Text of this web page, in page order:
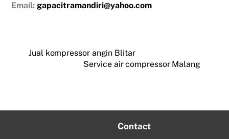
Email: gapacitramandiri@yahoo.com
Jual kompressor angin Blitar
Service air compressor Malang
Contact